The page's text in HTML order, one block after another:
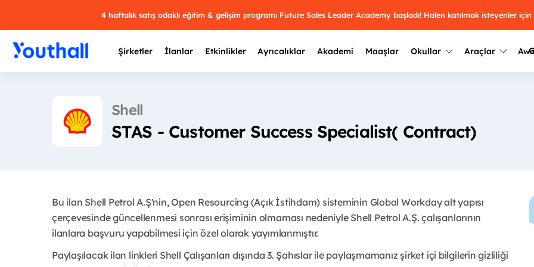
4 haftalık satış odaklı eğitim & gelişim programı Future Sales Leader Academy başladı! Halen katılmak isteyenler
Şirketler İlanlar Etkinlikler Ayrıcalıklar Akademi Maaşlar Okullar
Üniversite kulüplerini ve
keşfet.
Farklı liseleri incele ve
yakından tanı.
Araçlar
Oy ver
Kazananları
2022Kazananları
Shell
STAS - Customer Success Specialist( Contract)
Bu ilan Shell Petrol A.Ş'nin, Open Resourcing (Açık İstihdam) sisteminin Global Workday alt yapısı
çerçevesinde güncellenmesi sonrası erişiminin olmaması nedeniyle Shell Petrol A.Ş. çalışanlarının
ilanlara başvuru yapabilmesi için özel olarak yayımlanmıştır. ​
Paylaşılacak ilan linkleri Shell Çalışanları dışında 3. Şahıslar ile paylaşmamanız şirket içi bilgilerin gizliliği